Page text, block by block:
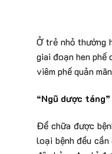
Ở trẻ nhỏ thường
giai đoạn hen phế
viêm phế quản
“Ngũ dược
Để chữa được
loại bệnh đều